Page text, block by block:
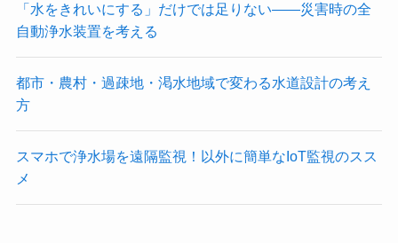
「水をきれいにする」だけでは足りない——災害時の全
自動浄水装置を考える
都市・農村・過疎地・渇水地域で変わる水道設計の考え
方
スマホで浄水場を遠隔監視！以外に簡単なIoT監視のスス
メ